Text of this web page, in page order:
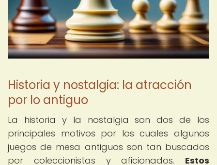
Historia y nostalgia: la atracción
por lo antiguo
La historia y la nostalgia son dos de los
principales motivos por los cuales algunos
juegos de mesa antiguos son tan buscados
por coleccionistas y aficionados. Estos